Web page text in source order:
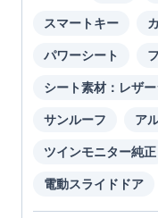
スマートキー
パワーシート
シート素材：レザー
サンルーフ ア
ツインモニター純正
電動スライドドア